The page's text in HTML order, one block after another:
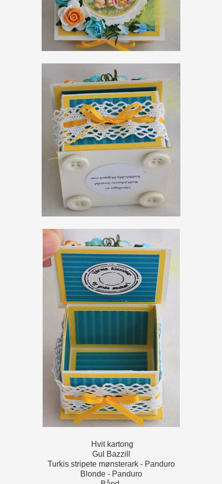
Hvit kartong
Gul Bazzill
Turkis stripete mønsterark - Panduro
Blonde - Panduro